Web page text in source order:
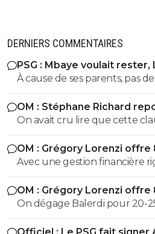
DERNIERS COMMENTAIRES
PSG : Mbaye voulait
À cause de ses parents, pas
avec entourage nocif.
OM : Stéphane Richard
Aguerd
On avait cru lire que cette
juillet. ?
OM : Grégory Lorenzi offre
Avec une gestion financière
envisager une capitalisation
comme base de négociation
OM : Grégory Lorenzi offre
On dégage Balerdi pour 20-25 et c'est
as. Faut quand-même virer kondogbia avec sa charrette et